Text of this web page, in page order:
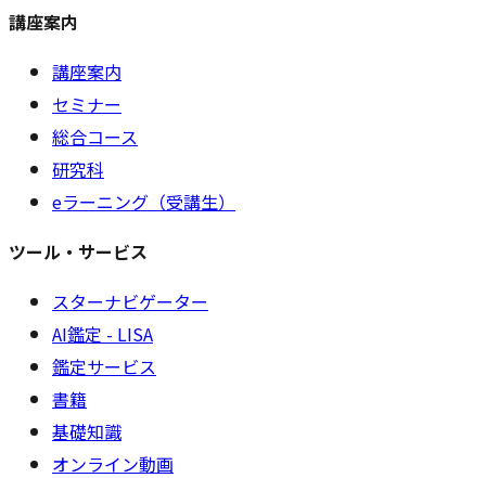
講座案内
講座案内
セミナー
総合コース
研究科
eラーニング（受講生）
ツール・サービス
スターナビゲーター
AI鑑定 - LISA
鑑定サービス
書籍
基礎知識
オンライン動画